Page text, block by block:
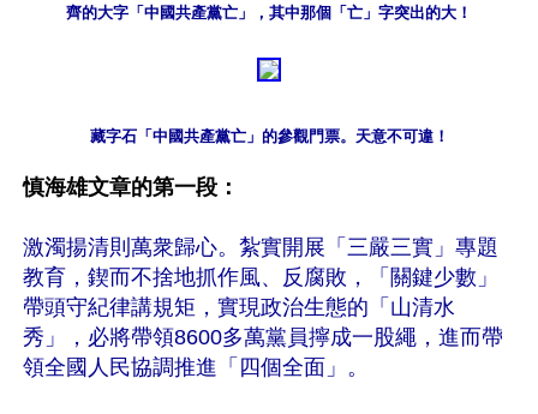
齊的大字「中國共產黨亡」，其中那個「亡」字突出的大！
藏字石「中國共產黨亡」的參觀門票。天意不可違！
慎海雄文章的第一段：
激濁揚清則萬衆歸心。紮實開展「三嚴三實」專題
教育，鍥而不捨地抓作風、反腐敗，「關鍵少數」
帶頭守紀律講規矩，實現政治生態的「山清水
秀」，必將帶領8600多萬黨員擰成一股繩，進而帶
領全國人民協調推進「四個全面」。